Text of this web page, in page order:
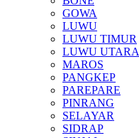
GOWA
LUWU
LUWU TIMUR
LUWU UTARA
MAROS
PANGKEP
PAREPARE
PINRANG
SELAYAR
SIDRAP